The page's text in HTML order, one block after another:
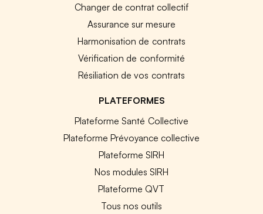
Changer de contrat collectif
Assurance sur mesure
Harmonisation de contrats
Vérification de conformité
Résiliation de vos contrats
PLATEFORMES
Plateforme Santé Collective
Plateforme Prévoyance collective
Plateforme SIRH
Nos modules SIRH
Plateforme QVT
Tous nos outils